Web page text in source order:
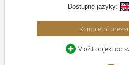
Dostupné jazyky:
Kompletní
Vložit objekt do